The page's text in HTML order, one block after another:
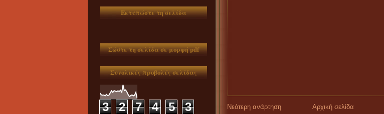
Εκτυπώστε τη σελίδα
Σώστε τη σελίδα σε μορφή pdf
Συνολικές προβολές σελίδας
3 2 7 4 5
3
Νεότερη ανάρτηση Αρχική σελίδα